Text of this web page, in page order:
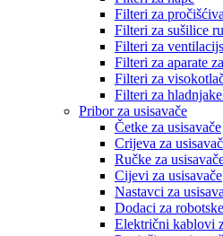
Filteri za
Filteri za sušilice
Filteri za
Filteri za aparate
Filteri za
Filteri za
Pribor za usisavače
Četke za usisavače
Crijeva za
Ručke za
Cijevi za usisavače
Nastavci za
Dodaci za
Električni kablovi